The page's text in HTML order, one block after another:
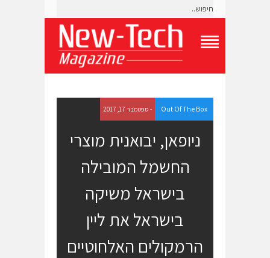
g
l
e
N
Out Of The Box - ספטמבר 17, 2017
ניופאן, יבואנית מוצרי
החשמל המובילה
בישראל משיקה
בישראל את ליין
הרמקולים האלחוטיים